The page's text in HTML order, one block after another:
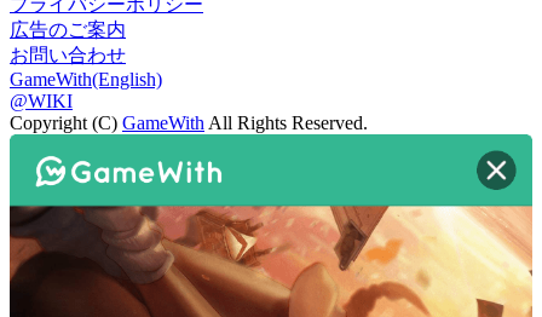
プライバシーポリシー
広告のご案内
お問い合わせ
GameWith(English)
@WIKI
Copyright (C) GameWith All Rights Reserved.